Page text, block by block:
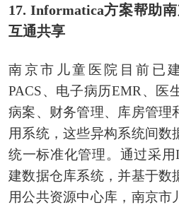
17. Informatica方案帮助
互通共享
南京市儿童医院目前已
PACS、电子病历EMR、医
病案、财务管理、库房管理
用系统，这些异构系统间数
统一标准化管理。通过采用
建数据仓库系统，并基于数
用公共资源中心库，南京市